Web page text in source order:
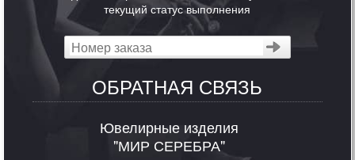
текущий статус выполнения
ОБРАТНАЯ СВЯЗЬ
Ювелирные изделия
"МИР СЕРЕБРА"